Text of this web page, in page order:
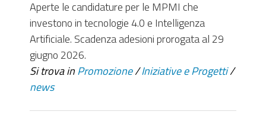
Aperte le candidature per le MPMI che
investono in tecnologie 4.0 e Intelligenza
Artificiale. Scadenza adesioni prorogata al 29
giugno 2026.
Si trova in Promozione /Iniziative e Progetti /
news